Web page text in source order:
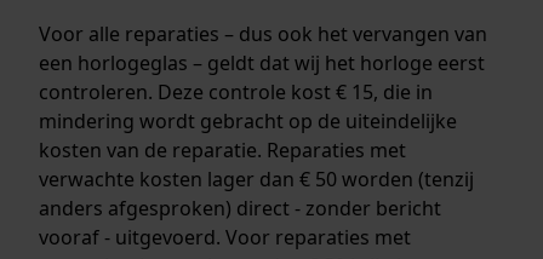
Voor alle reparaties – dus ook het vervangen van
een horlogeglas – geldt dat wij het horloge eerst
controleren. Deze controle kost € 15, die in
mindering wordt gebracht op de uiteindelijke
kosten van de reparatie. Reparaties met
verwachte kosten lager dan € 50 worden (tenzij
anders afgesproken) direct - zonder bericht
vooraf - uitgevoerd. Voor reparaties met